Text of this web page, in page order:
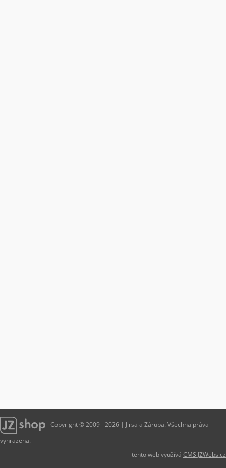
Copyright © 2009 - 2026 | Jirsa a Záruba. Všechna práva
vyhrazena.
tento web využívá CMS JZWebs.cz